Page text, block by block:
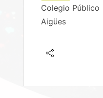
Colegio Público
Aigües